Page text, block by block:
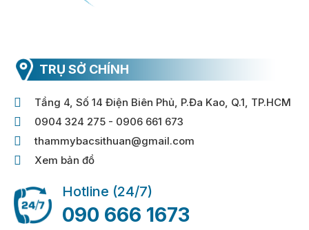
TRỤ SỞ CHÍNH
Tầng 4, Số 14 Điện Biên Phủ, P.Đa Kao, Q.1, TP.HCM
0904 324 275 - 0906 661 673
thammybacsithuan@gmail.com
Xem bản đồ
Hotline (24/7)
090 666 1673